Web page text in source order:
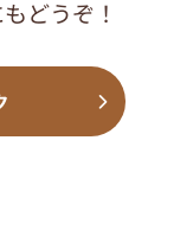
どうぞ！